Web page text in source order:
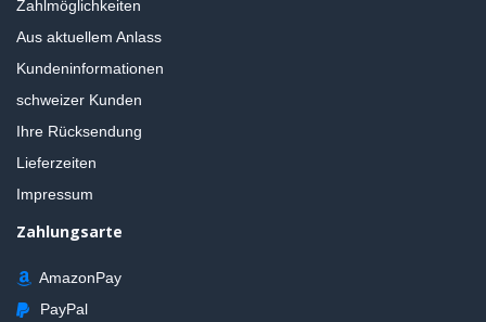
Zahlmöglichkeiten
Aus aktuellem Anlass
Kundeninformationen
schweizer Kunden
Ihre Rücksendung
Lieferzeiten
Impressum
Zahlungsarte
AmazonPay
PayPal